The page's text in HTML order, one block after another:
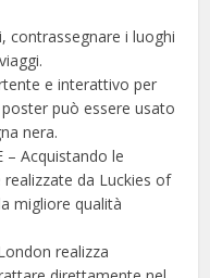
contrassegnare i luoghi
e interattivo per
può essere usato
nera.
– Acquistando le
da Luckies of
migliore qualità
realizza